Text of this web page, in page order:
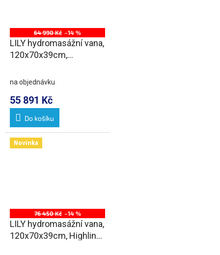
64 990 Kč –14 %
LILY hydromasážní vana,
120x70x39cm,
chrom
na objednávku
55 891 Kč
Do košíku
Novinka
76 450 Kč –14 %
LILY hydromasážní vana,
120x70x39cm, Highline